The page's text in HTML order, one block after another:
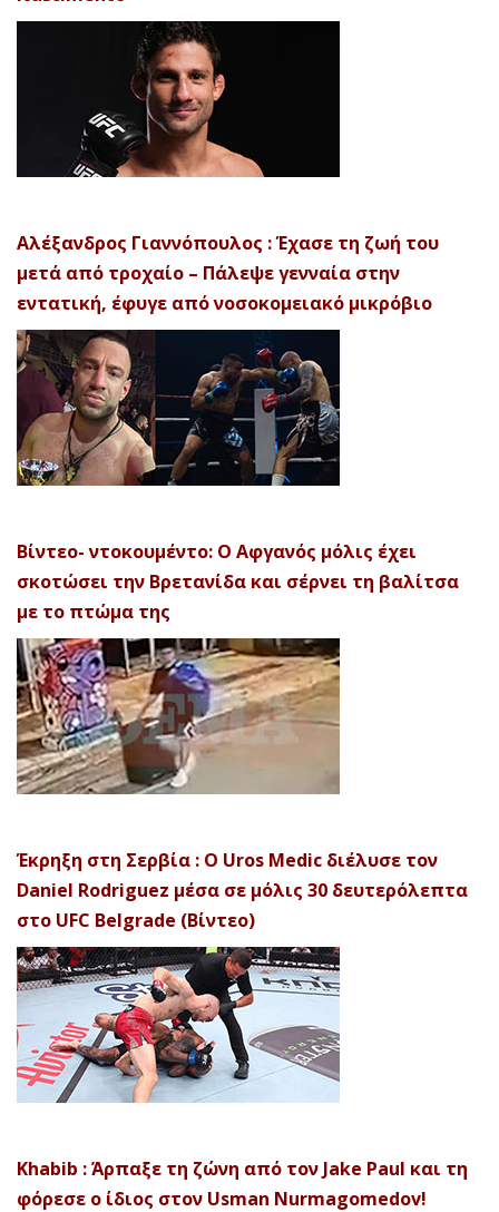
Αλέξανδρος Γιαννόπουλος : Έχασε τη ζωή του
μετά από τροχαίο – Πάλεψε γενναία στην
εντατική, έφυγε από νοσοκομειακό μικρόβιο
Βίντεο- ντοκουμέντο: Ο Αφγανός μόλις έχει
σκοτώσει την Βρετανίδα και σέρνει τη βαλίτσα
με το πτώμα της
Έκρηξη στη Σερβία : Ο Uros Medic διέλυσε τον
Daniel Rodriguez μέσα σε μόλις 30 δευτερόλεπτα
στο UFC Belgrade (Βίντεο)
Khabib : Άρπαξε τη ζώνη από τον Jake Paul και τη
φόρεσε ο ίδιος στον Usman Nurmagomedov!